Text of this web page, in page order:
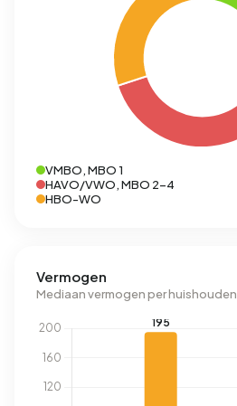
VMBO, MBO 1
HAVO/VWO, MBO 2-4
HBO-WO
Vermogen
Mediaan vermogen per huishouden